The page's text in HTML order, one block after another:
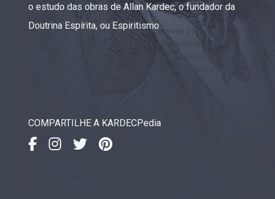
o estudo das obras de Allan Kardec, o fundador da
Doutrina Espírita, ou Espiritismo.
COMPARTILHE A KARDECPedia